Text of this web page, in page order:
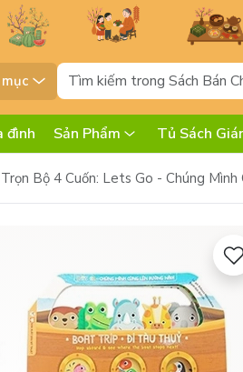
đình Sản Phẩm Tủ Sách
Bộ 4 Cuốn: Lets Go - Chúng